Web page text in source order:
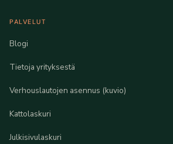
PALVELUT
Blogi
Tietoja yrityksestä
Verhouslautojen asennus (kuvio)
Kattolaskuri
Julkisivulaskuri